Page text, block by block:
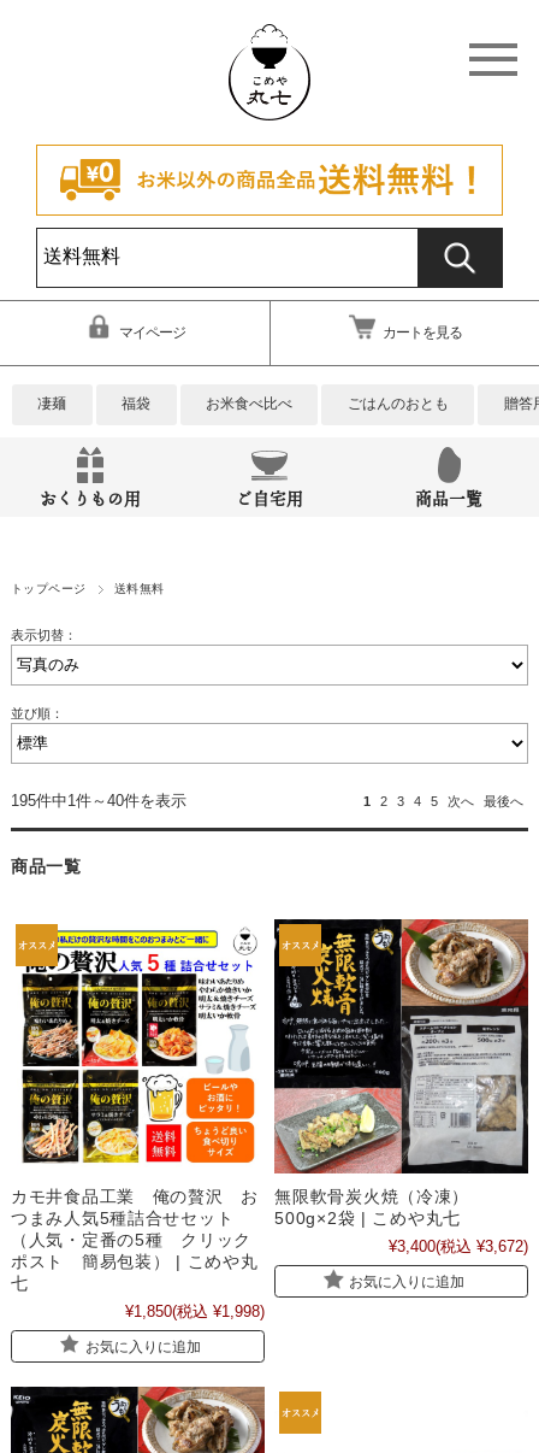
マイページ カートを見る
凄麺 福袋 お米食べ比べ ごはんのおとも 贈答
おくりもの用 ご自宅用 商品一覧
トップページ 送料無料
表示切替：
並び順：
195件中1件～40件を表示 1 2 3 4 5 次へ 最後へ
商品一覧
カモ井食品工業 俺の贅沢 お
つまみ人気5種詰合せセット
（人気・定番の5種 クリック
ポスト 簡易包装） | こめや丸
七
¥1,850(税込 ¥1,998)
お気に入りに追加
無限軟骨炭火焼（冷凍）
500g×2袋 | こめや丸七
¥3,400(税込 ¥3,672)
お気に入りに追加